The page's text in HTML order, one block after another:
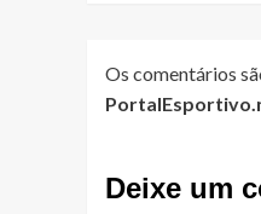
Os comentários
Deixe um